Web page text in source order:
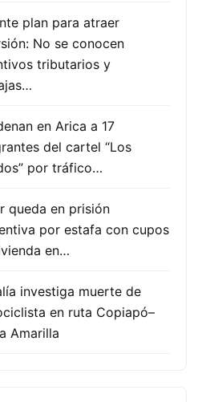
plan para atraer
No se conocen
tributarios y
en Arica a 17
del cartel “Los
por tráfico…
queda en prisión
por estafa con cupos
en…
investiga muerte de
en ruta Copiapó–
Amarilla